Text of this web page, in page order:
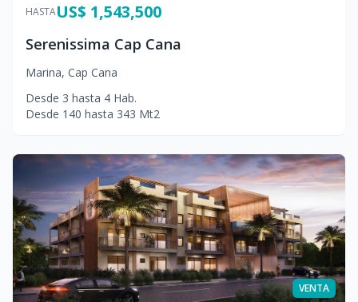
HASTAUS$ 1,543,500
Serenissima Cap Cana
Marina, Cap Cana
Desde 3 hasta 4 Hab.
Desde 140 hasta 343 Mt2
VENTA